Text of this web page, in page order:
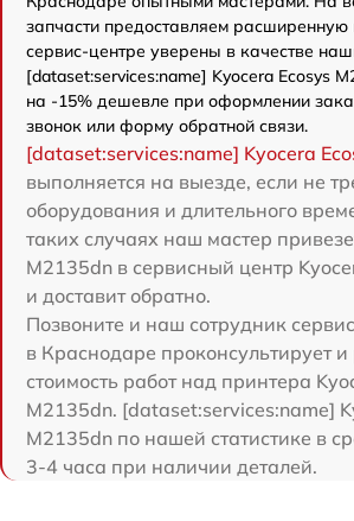
запчасти предоставляем
сервис-центре уверены в качестве
[dataset:services:name] Kyocera Ecosys
на -15% дешевле при оформлении
звонок или форму обратной связи.
[dataset:services:name] Kyocera
выполняется на выезде, если не
оборудования и длительного
таких случаях наш мастер
M2135dn в сервисный центр
и доставит обратно.
Позвоните и наш сотрудник
в Краснодаре проконсультирует и
стоимость работ над принтера
M2135dn. [dataset:services:name]
M2135dn по нашей статистике в
3-4 часа при наличии деталей.